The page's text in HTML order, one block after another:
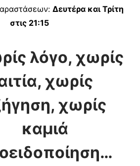
Δευτέρα και Τρίτη
στις 21:15
λόγο, χωρίς
χωρίς
χωρίς
καμιά